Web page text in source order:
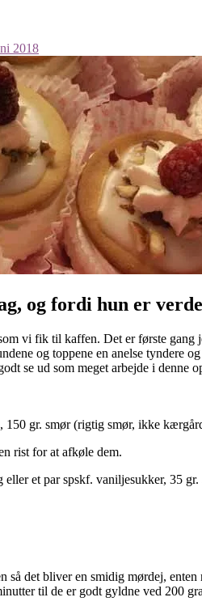
2018
og fordi hun er
vi fik til kaffen. Det er første
og toppene en anelse tyndere
se ud som meget arbejde i
150 gr. smør (rigtig smør, ikke
rist for at afkøle dem.
et par spskf. vaniljesukker, 35 gr.
så det bliver en smidig mørdej,
til de er godt gyldne ved 200